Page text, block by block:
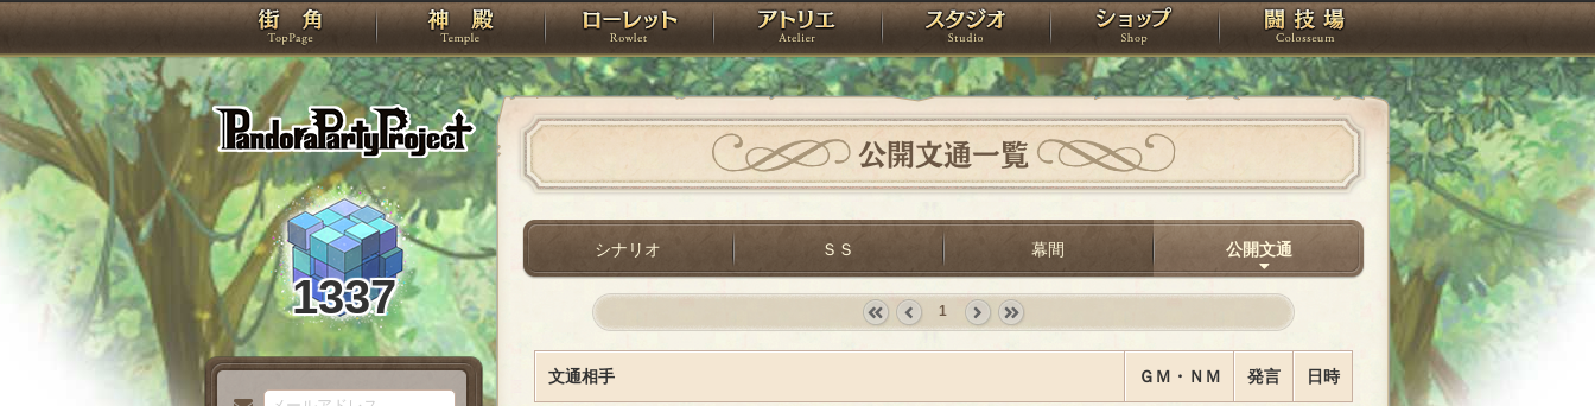
PandoraPartyProject
TOP 神殿 ローレット アトリエ スタジオ ショップ 闘技場
1337
公開文通一覧
シナリオ ＳＳ 幕間 公開文通
1
文通相手 ＧＭ・ＮＭ 発言 日時